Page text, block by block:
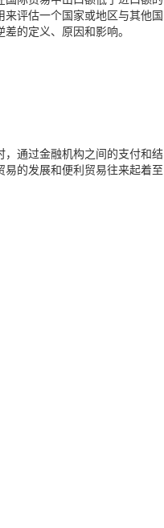
评估一个国家或地区与其他国
的定义、原因和影响。
通过金融机构之间的支付和结
的发展和便利贸易往来起着至